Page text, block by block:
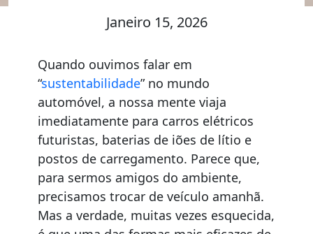
Janeiro 15, 2026
Quando ouvimos falar em
“sustentabilidade” no mundo
automóvel, a nossa mente viaja
imediatamente para carros elétricos
futuristas, baterias de iões de lítio e
postos de carregamento. Parece que,
para sermos amigos do ambiente,
precisamos trocar de veículo amanhã.
Mas a verdade, muitas vezes esquecida,